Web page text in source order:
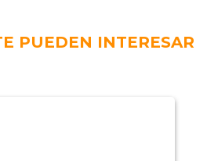
PUEDEN INTERESAR